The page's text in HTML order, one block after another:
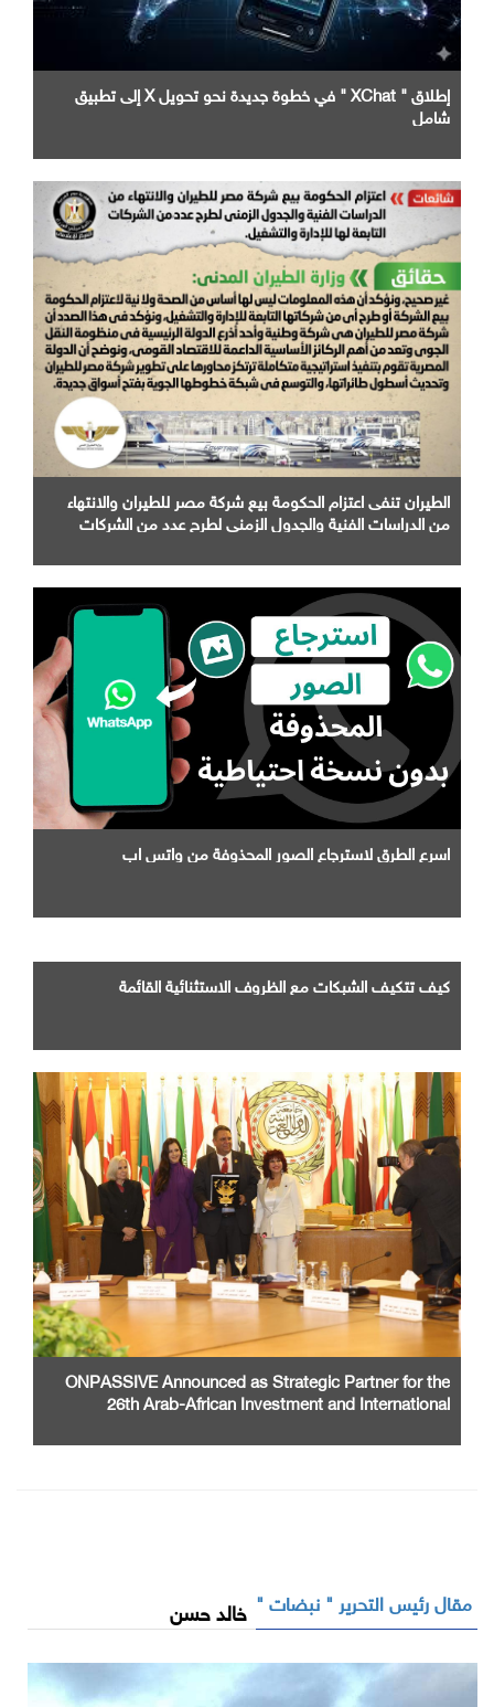
إطلاق " XChat " في خطوة جديدة نحو تحويل X إلى تطبيق
شامل
الطيران تنفى اعتزام الحكومة بيع شركة مصر للطيران والانتهاء
من الدراسات الفنية والجدول الزمني لطرح عدد من الشركات
اسرع الطرق لاسترجاع الصور المحذوفة من واتس اب
كيف تتكيف الشبكات مع الظروف الاستثنائية القائمة
ONPASSIVE Announced as Strategic Partner for the
26th Arab-African Investment and International
مقال رئيس التحرير " نبضات " خالد حسن